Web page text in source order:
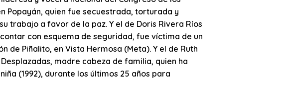
Popayán, quien fue secuestrada, torturada y
trabajo a favor de la paz. Y el de Doris Rivera Ríos
con esquema de seguridad, fue víctima de un
de Piñalito, en Vista Hermosa (Meta). Y el de Ruth
madre cabeza de familia, quien ha
(1992), durante los últimos 25 años para